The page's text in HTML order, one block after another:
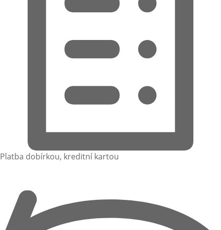
Platba dobírkou, kreditní kartou